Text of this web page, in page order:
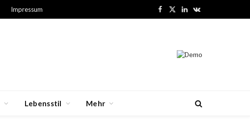
Impressum
Facebook
X
LinkedInVKontakte
Lebensstil Mehr